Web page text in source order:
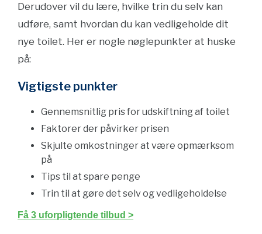
Derudover vil du lære, hvilke trin du selv kan
udføre, samt hvordan du kan vedligeholde dit
nye toilet. Her er nogle nøglepunkter at huske
på:
Vigtigste punkter
Gennemsnitlig pris for udskiftning af toilet
Faktorer der påvirker prisen
Skjulte omkostninger at være opmærksom
på
Tips til at spare penge
Trin til at gøre det selv og vedligeholdelse
Få 3 uforpligtende tilbud >